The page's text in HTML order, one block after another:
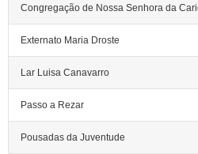
Congregação de Nossa Senhora da
Externato Maria Droste
Lar Luisa Canavarro
Passo a Rezar
Pousadas da Juventude